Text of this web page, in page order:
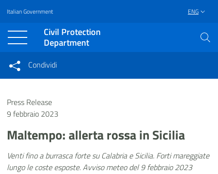
Vai al contenuto principale
Raggiungi il piè di pagina
Italian Government ENG
Civil Protection
Department
Condividi su Facebook
Condividi
Condividi sui social network
Press Release
9 febbraio 2023
Maltempo: allerta rossa in Sicilia
Venti fino a burrasca forte su Calabria e Sicilia. Forti mareggiate
lungo le coste esposte. Avviso meteo del 9 febbraio 2023